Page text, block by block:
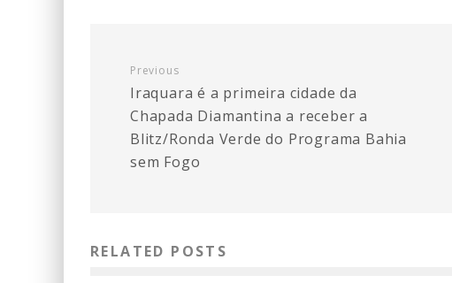
Previous
Iraquara é a primeira cidade da
Chapada Diamantina a receber a
Blitz/Ronda Verde do Programa Bahia
sem Fogo
RELATED POSTS